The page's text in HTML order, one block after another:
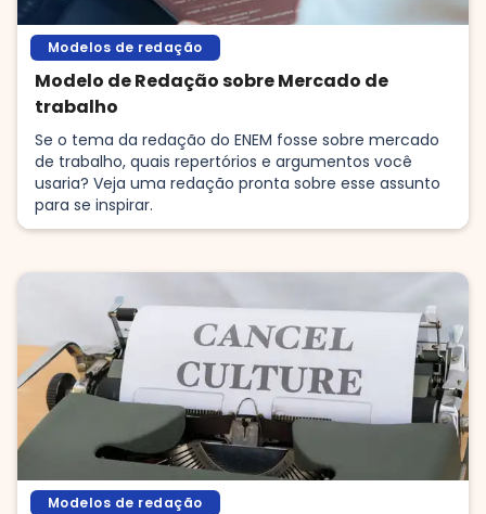
Modelos de redação
Modelo de Redação sobre Mercado de
trabalho
Se o tema da redação do ENEM fosse sobre mercado
de trabalho, quais repertórios e argumentos você
usaria? Veja uma redação pronta sobre esse assunto
para se inspirar.
Modelos de redação